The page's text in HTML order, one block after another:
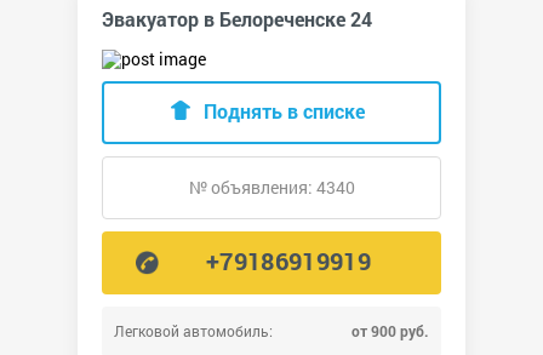
Эвакуатор в Белореченске 24
Легковой автомобиль: от 900 руб.
Поднять в списке
№ объявления: 4340
+79186919919